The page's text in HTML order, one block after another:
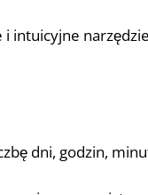
intuicyjne
dni, godzin,